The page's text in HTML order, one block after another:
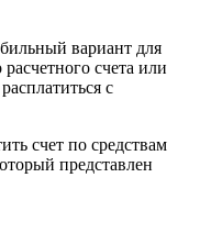
вариант для
счета или
с
счет по средствам
представлен